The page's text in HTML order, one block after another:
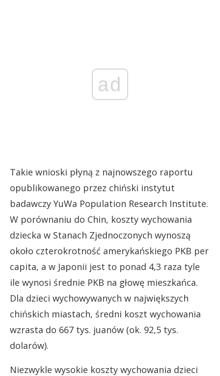
ad
Takie wnioski płyną z najnowszego raportu
opublikowanego przez chiński instytut
badawczy YuWa Population Research Institute.
W porównaniu do Chin, koszty wychowania
dziecka w Stanach Zjednoczonych wynoszą
około czterokrotność amerykańskiego PKB per
capita, a w Japonii jest to ponad 4,3 raza tyle
ile wynosi średnie PKB na głowę mieszkańca.
Dla dzieci wychowywanych w największych
chińskich miastach, średni koszt wychowania
wzrasta do 667 tys. juanów (ok. 92,5 tys.
dolarów).
Niezwykle wysokie koszty wychowania dzieci